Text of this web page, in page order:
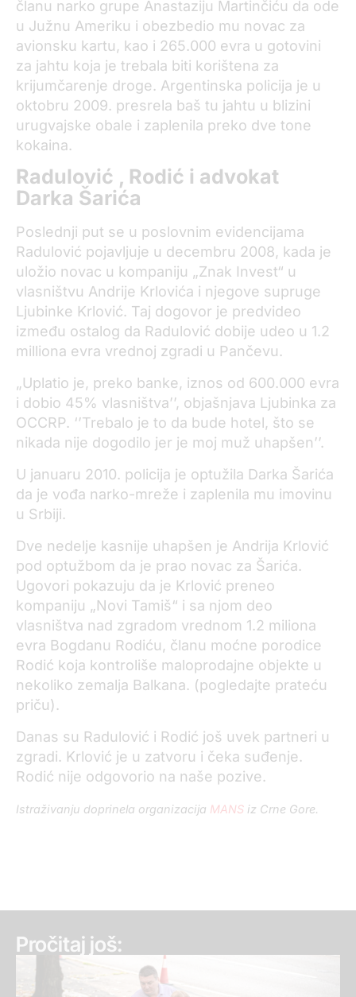
članu narko grupe Anastaziju Martinčiću da ode
u Južnu Ameriku i obezbedio mu novac za
avionsku kartu, kao i 265.000 evra u gotovini
za jahtu koja je trebala biti korištena za
krijumčarenje droge. Argentinska policija je u
oktobru 2009. presrela baš tu jahtu u blizini
urugvajske obale i zaplenila preko dve tone
kokaina.
Radulović , Rodić i advokat
Darka Šarića
Poslednji put se u poslovnim evidencijama
Radulović pojavljuje u decembru 2008, kada je
uložio novac u kompaniju „Znak Invest“ u
vlasništvu Andrije Krlovića i njegove supruge
Ljubinke Krlović. Taj dogovor je predvideo
između ostalog da Radulović dobije udeo u 1.2
milliona evra vrednoj zgradi u Pančevu.
„Uplatio je, preko banke, iznos od 600.000 evra
i dobio 45% vlasništva’’, objašnjava Ljubinka za
OCCRP. ‘’Trebalo je to da bude hotel, što se
nikada nije dogodilo jer je moj muž uhapšen’’.
U januaru 2010. policija je optužila Darka Šarića
da je vođa narko-mreže i zaplenila mu imovinu
u Srbiji.
Dve nedelje kasnije uhapšen je Andrija Krlović
pod optužbom da je prao novac za Šarića.
Ugovori pokazuju da je Krlović preneo
kompaniju „Novi Tamiš“ i sa njom deo
vlasništva nad zgradom vrednom 1.2 miliona
evra Bogdanu Rodiću, članu moćne porodice
Rodić koja kontroliše maloprodajne objekte u
nekoliko zemalja Balkana. (pogledajte prateću
priču).
Danas su Radulović i Rodić još uvek partneri u
zgradi. Krlović je u zatvoru i čeka suđenje.
Rodić nije odgovorio na naše pozive.
Istraživanju doprinela organizacija MANS iz Crne Gore.
Pročitaj još: